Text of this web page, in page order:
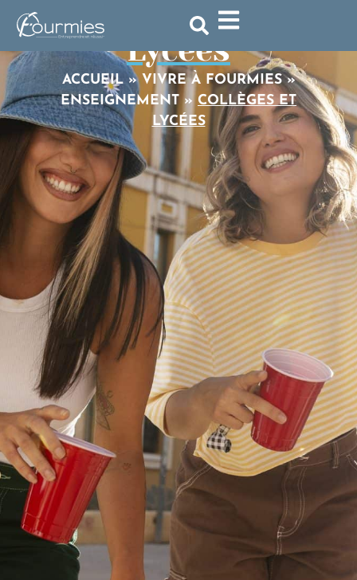
Collèges et
Lycées
ACCUEIL»VIVRE À FOURMIES»
ENSEIGNEMENT » COLLÈGES ET
LYCÉES